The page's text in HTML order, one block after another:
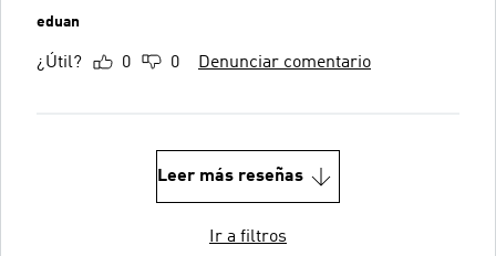
eduan
¿Útil? 0 0 Denunciar comentario
Leer más reseñas
Ir a filtros